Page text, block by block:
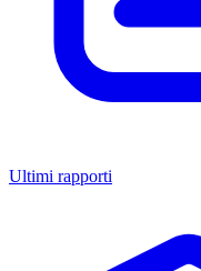
Ultimi rapporti